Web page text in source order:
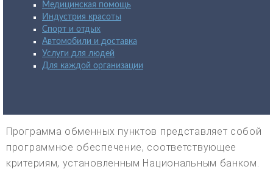
Медицинская помощь
Индустрия красоты
Спорт и отдых
Автомобили и доставка
Услуги для людей
Для каждой организации
Программа обменных пунктов представляет собой
программное обеспечение, соответствующее
критериям, установленным Национальным банком.